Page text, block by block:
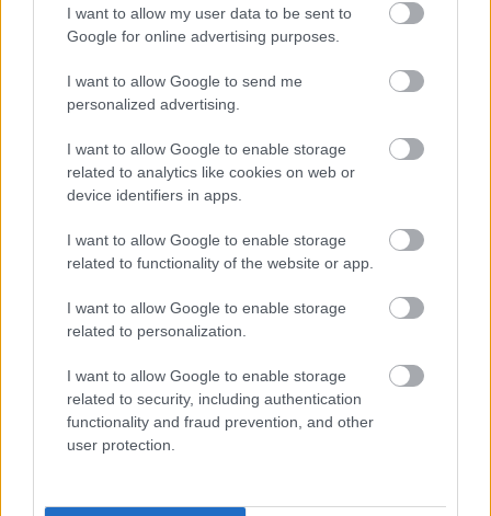
I want to allow my user data to be sent to
Google for online advertising purposes.
I want to allow Google to send me
personalized advertising.
I want to allow Google to enable storage
related to analytics like cookies on web or
device identifiers in apps.
I want to allow Google to enable storage
related to functionality of the website or app.
I want to allow Google to enable storage
related to personalization.
I want to allow Google to enable storage
related to security, including authentication
functionality and fraud prevention, and other
user protection.
Vagyonvisszaszerzés: amikor a pénz
ELEMZÉSEK 2026. júl. 21.